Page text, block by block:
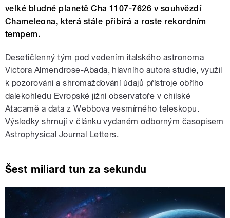
velké bludné planetě Cha 1107-7626 v souhvězdí
Chameleona, která stále přibírá a roste rekordním
tempem.
Desetičlenný tým pod vedením italského astronoma
Victora Almendrose-Abada, hlavního autora studie, využil
k pozorování a shromažďování údajů přístroje obřího
dalekohledu Evropské jižní observatoře v chilské
Atacamě a data z Webbova vesmírného teleskopu.
Výsledky shrnují v článku vydaném odborným časopisem
Astrophysical Journal Letters.
Šest miliard tun za sekundu